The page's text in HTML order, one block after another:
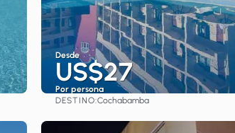
Desde
US$27
Por persona
Ver
DESTINO:Cochabamba